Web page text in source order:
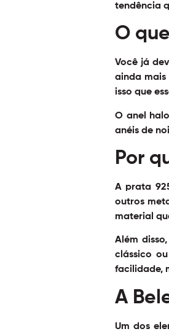
tendência
O
Você já
ainda mais
isso que
O anel
anéis de
Por
A prata
outros
material
Além
clássico
facilidade,
A
Um dos